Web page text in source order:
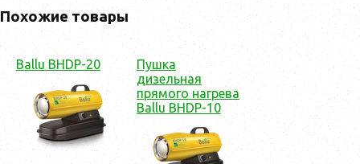
Похожие товары
Ballu BHDP-20
Пушка
дизельная
прямого нагрева
Ballu BHDP-10